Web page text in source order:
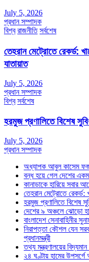
July 5, 2026
প্রধান সম্পাদক
বিশ্ব রাজনীতি সর্বশেষ
তেহরান মেট্রোতে রেকর্ড:
যাতায়াত
July 5, 2026
প্রধান সম্পাদক
বিশ্ব সর্বশেষ
হরমুজ প্রণালিতে বিশেষ
July 5, 2026
প্রধান সম্পাদক
অধ্যাপক আবুল কাসেম
বন্ধ হয়ে গেল দেশের
কানাডাকে হারিয়ে সবার
তেহরান মেট্রোতে রেকর্ড:
হরমুজ প্রণালিতে বিশেষ
দেশের ৯ অঞ্চলে ঝোড়ো
বাংলাদেশ সেনাবাহিনীর
নিরাপত্তা কৌশল যেন
প্রধানমন্ত্রী
তথ্য মন্ত্রণালয়ের
২৪ ঘণ্টায় হামের